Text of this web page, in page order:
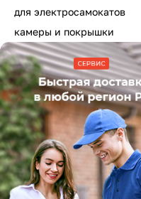
для электросамокатов
камеры и покрышки